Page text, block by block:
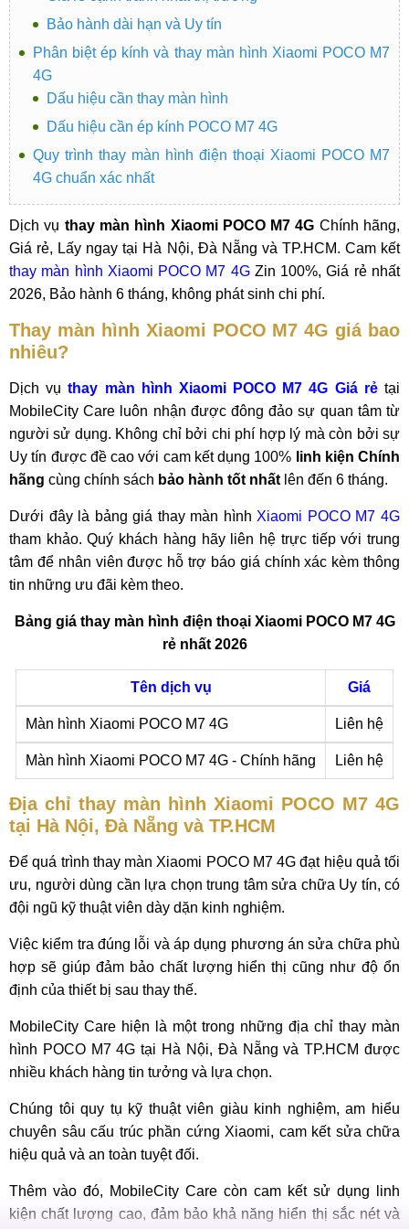
Bảo hành dài hạn và Uy tín
Phân biệt ép kính và thay màn hình Xiaomi POCO M7
4G
Dấu hiệu cần thay màn hình
Dấu hiệu cần ép kính POCO M7 4G
Quy trình thay màn hình điện thoại Xiaomi POCO M7
4G chuẩn xác nhất
Dịch vụ thay màn hình Xiaomi POCO M7 4G Chính hãng,
Giá rẻ, Lấy ngay tại Hà Nội, Đà Nẵng và TP.HCM. Cam kết
thay màn hình Xiaomi POCO M7 4GZin 100%, Giá rẻ nhất
2026, Bảo hành 6 tháng, không phát sinh chi phí.
Thay màn hình Xiaomi POCO M7 4G giá bao
nhiêu?
Dịch vụthay màn hình Xiaomi POCO M7 4G Giá rẻtại
MobileCity Care luôn nhận được đông đảo sự quan tâm từ
người sử dụng. Không chỉ bởi chi phí hợp lý mà còn bởi sự
Uy tín được đề cao với cam kếtdụng 100% linh kiện Chính
hãng cùng chính sách bảo hành tốt nhất lên đến 6 tháng.
Dưới đây là bảng giá thay màn hình Xiaomi POCO M7 4G
tham khảo. Quý khách hàng hãy liên hệ trực tiếp với trung
tâm để nhân viên được hỗ trợ báo giá chính xác kèm thông
tin những ưu đãi kèm theo.
Bảng giá thay màn hình điện thoại Xiaomi POCO M7 4G
rẻ nhất 2026
Tên dịch vụ Giá
Màn hình Xiaomi POCO M7 4G Liên hệ
Màn hình Xiaomi POCO M7 4G - Chính hãng Liên hệ
Địa chỉ thay màn hình Xiaomi POCO M7 4G
tại Hà Nội, Đà Nẵng và TP.HCM
Để quá trình thay màn Xiaomi POCO M7 4G đạt hiệu quả tối
ưu, người dùng cần lựa chọn trung tâm sửa chữa Uy tín, có
đội ngũ kỹ thuật viên dày dặn kinh nghiệm.
Việc kiểm tra đúng lỗi và áp dụng phương án sửa chữa phù
hợp sẽ giúp đảm bảo chất lượng hiển thị cũng như độ ổn
định của thiết bị sau thay thế.
MobileCity Care hiện là một trong những địa chỉ thay màn
hình POCO M7 4G tại Hà Nội, Đà Nẵng và TP.HCM được
nhiều khách hàng tin tưởng và lựa chọn.
Chúng tôi quy tụ kỹ thuật viên giàu kinh nghiệm, am hiểu
chuyên sâu cấu trúc phần cứng Xiaomi, cam kết sửa chữa
hiệu quả và an toàn tuyệt đối.
Thêm vào đó, MobileCity Care còn cam kết sử dụng linh
kiện chất lượng cao, đảm bảo khả năng hiển thị sắc nét và